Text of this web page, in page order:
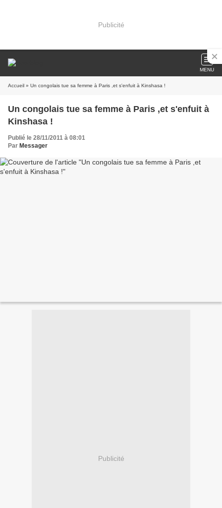
Publicité
MENU
Accueil » Un congolais tue sa femme à Paris ,et s'enfuit à Kinshasa !
Un congolais tue sa femme à Paris ,et s'enfuit à
Kinshasa !
Publié le 28/11/2011 à 08:01
Par Messager
Publicité